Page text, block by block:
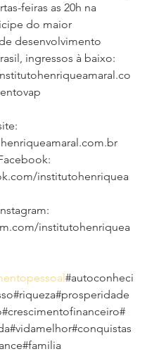
feiras as 20h na
do maior
desenvolvimento
ingressos à baixo:
institutohenriquea
institutohenriquea
#autoconheci